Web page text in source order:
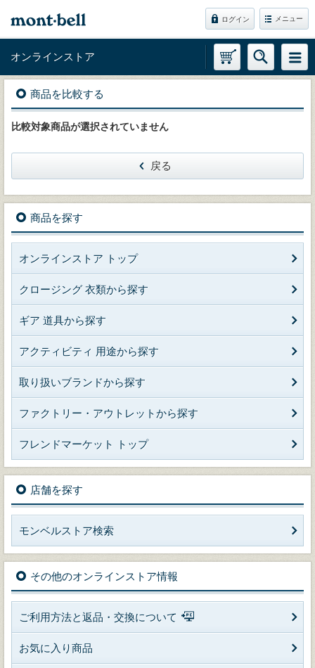
ログイン メニュー
オンラインストア
商品を比較する
比較対象商品が選択されていません
戻る
商品を探す
オンラインストア トップ
クロージング 衣類から探す
ギア 道具から探す
アクティビティ 用途から探す
取り扱いブランドから探す
ファクトリー・アウトレットから探す
フレンドマーケット トップ
店舗を探す
モンベルストア検索
その他のオンラインストア情報
ご利用方法と返品・交換について
お気に入り商品